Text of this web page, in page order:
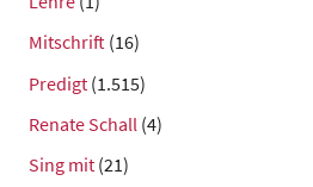
Mitschrift (16)
Predigt (1.515)
Renate Schall (4)
Sing mit (21)